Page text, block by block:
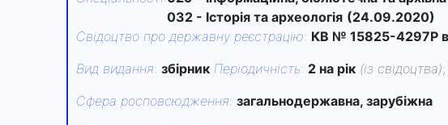
032 - Історія та археологія (24.09.2020)
Свідоцтво про державну реєстрацію: КВ № 15825-4297Р
Вид видання: збірник Періодичність: 2 на рік (із свідоцтва);
Сфера росповсюдження: загальнодержавна, зарубіжна